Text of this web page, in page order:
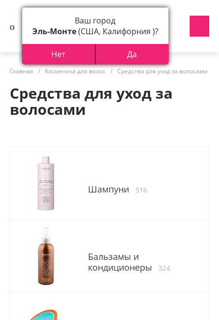
Главная / Косметика для волос / Средства для уход за волосами
Средства для уход за
волосами
Шампуни 516
Бальзамы и
кондиционеры
324
Ваш город
Эль-Монте(США, Калифорния )?
Нет Да